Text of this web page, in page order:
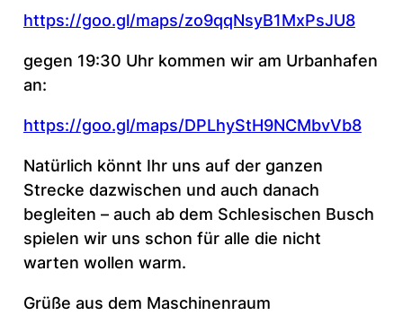
https://goo.gl/maps/zo9qqNsyB1MxPsJU8
gegen 19:30 Uhr kommen wir am Urbanhafen
an:
https://goo.gl/maps/DPLhyStH9NCMbvVb8
Natürlich könnt Ihr uns auf der ganzen
Strecke dazwischen und auch danach
begleiten – auch ab dem Schlesischen Busch
spielen wir uns schon für alle die nicht
warten wollen warm.
Grüße aus dem Maschinenraum